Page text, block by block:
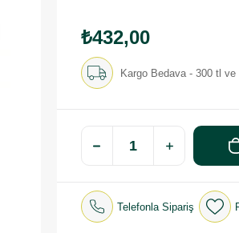
₺432,00
Kargo Bedava - 300 tl
Telefonla Sipariş